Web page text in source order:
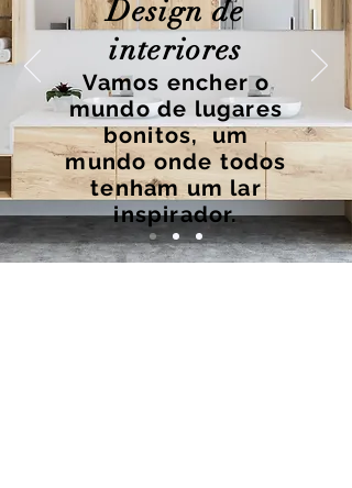
Design de
interiores
Vamos encher o
mundo de lugares
bonitos, um
mundo onde todos
tenham um lar
inspirador.